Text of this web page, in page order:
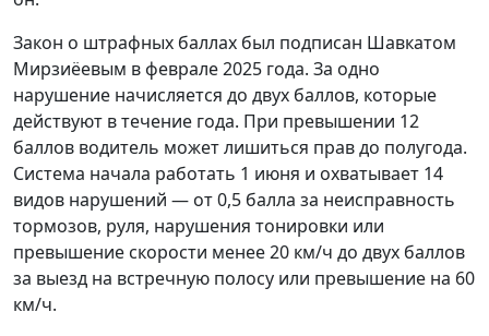
Закон о штрафных баллах был подписан Шавкатом
Мирзиёевым в феврале 2025 года. За одно
нарушение начисляется до двух баллов, которые
действуют в течение года. При превышении 12
баллов водитель может лишиться прав до полугода.
Система начала работать 1 июня и охватывает 14
видов нарушений — от 0,5 балла за неисправность
тормозов, руля, нарушения тонировки или
превышение скорости менее 20 км/ч до двух баллов
за выезд на встречную полосу или превышение на 60
км/ч.